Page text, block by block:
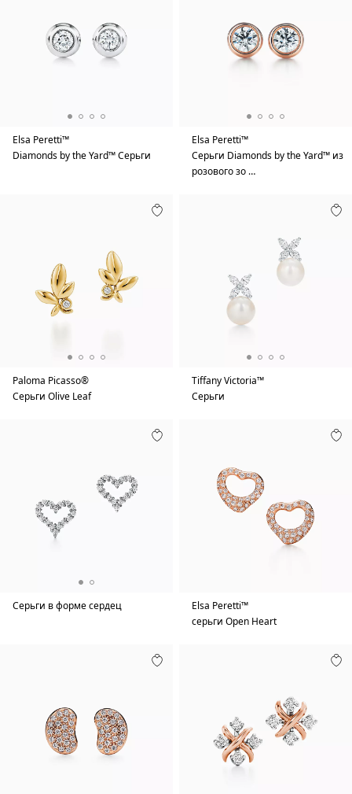
Elsa Peretti™
Diamonds by the Yard™ Серьги
Elsa Peretti™
Серьги Diamonds by the Yard™ из
розового зо …
Paloma Picasso®
Серьги Olive Leaf
Tiffany Victoria™
Серьги
Серьги в форме сердец
Elsa Peretti™
серьги Open Heart